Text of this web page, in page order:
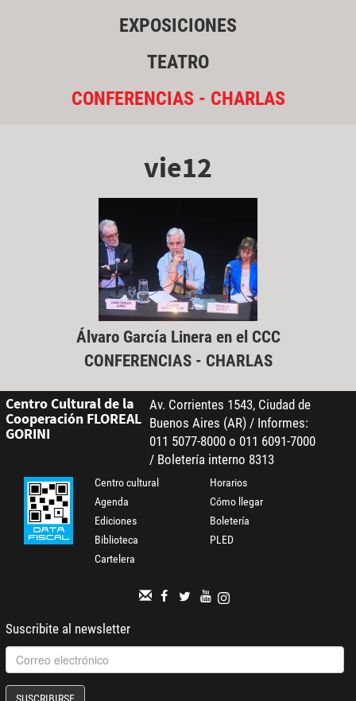
EXPOSICIONES
TEATRO
CONFERENCIAS - CHARLAS
vie12
Álvaro García Linera en el CCC
CONFERENCIAS - CHARLAS
Centro Cultural de la
Cooperación FLOREAL
GORINI
Av. Corrientes 1543, Ciudad de
Buenos Aires (AR) / Informes:
011 5077-8000 o 011 6091-7000
/ Boletería interno 8313
Centro cultural
Agenda
Ediciones
Biblioteca
Cartelera
Horarios
Cómo llegar
Boletería
PLED
Suscribite al newsletter